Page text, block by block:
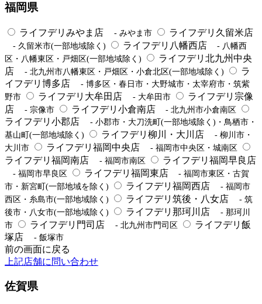
福岡県
ライフデリみやま店 - みやま市 ライフデリ久留米店
- 久留米市(一部地域除く) ライフデリ八幡西店
- 八幡西
区・八幡東区・戸畑区(一部地域除く)
ライフデリ北九州中央
店
- 北九州市八幡東区・戸畑区・小倉北区(一部地域除く)
ラ
イフデリ博多店
- 博多区・春日市・大野城市・太宰府市・筑紫
野市
ライフデリ大牟田店 - 大牟田市
ライフデリ宗像
店
- 宗像市 ライフデリ小倉南店 - 北九州市小倉南区
ライフデリ小郡店
- 小郡市・大刀洗町(一部地域除く)・鳥栖市・
基山町(一部地域除く)
ライフデリ柳川・大川店
- 柳川市・
大川市
ライフデリ福岡中央店 - 福岡市中央区・城南区
ライフデリ福岡南店 - 福岡市南区 ライフデリ福岡早良店
- 福岡市早良区 ライフデリ福岡東店
- 福岡市東区・古賀
市・新宮町(一部地域を除く)
ライフデリ福岡西店
- 福岡市
西区・糸島市(一部地域除く)
ライフデリ筑後・八女店
- 筑
後市・八女市(一部地域除く)
ライフデリ那珂川店
- 那珂川
市
ライフデリ門司店 - 北九州市門司区
ライフデリ飯
塚店
- 飯塚市
前の画面に戻る
上記店舗に問い合わせ
佐賀県